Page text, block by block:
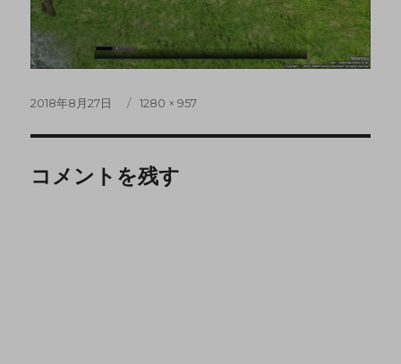
2018年8月27日 1280 × 957
コメントを残す